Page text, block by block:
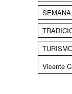
Vicente